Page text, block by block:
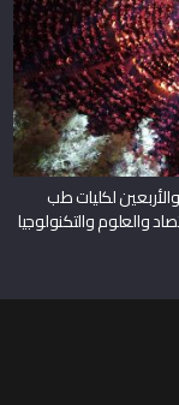
لكليات طب
والعلوم والتكنولوجيا